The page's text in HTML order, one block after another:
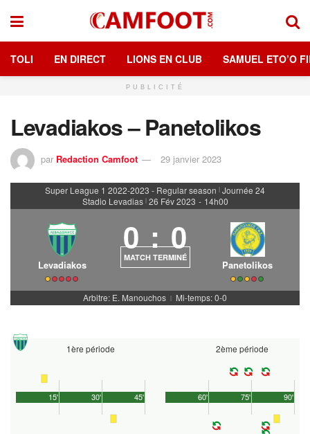
TOLI EN DIRECT LIONS EN CLUB SAMUEL ETO’O
PUBLICITÉ
Levadiakos – Panetolikos
par Redaction Camfoot 29 janvier 2023
Super League 1 2022-2023 - Regular season | Journée 24
Stadio Levadias | 26 Fév 2023 - 14h00
Levadiakos
0 : 0
MATCH TERMINÉ
Panetolikos
Arbitre: E. Manouchos | Mi-temps: 0-0
1ère période
45'
15' 30'
2ème période
90'
60' 75'